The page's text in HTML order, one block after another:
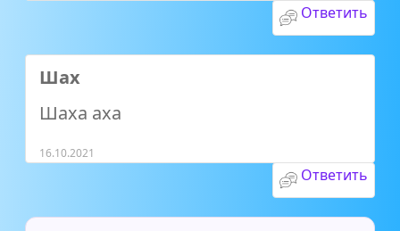
Ответить
Шах
Шаха аха
16.10.2021
Ответить